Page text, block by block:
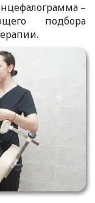
–
подбора